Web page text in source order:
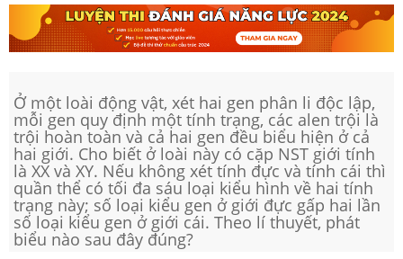
Ở một loài động vật, xét hai gen phân li độc lập,
mỗi gen quy định một tính trạng, các alen trội là
trội hoàn toàn và cả hai gen đều biểu hiện ở cả
hai giới. Cho biết ở loài này có cặp NST giới tính
là XX và XY. Nếu không xét tính đực và tính cái thì
quần thể có tối đa sáu loại kiểu hình về hai tính
trạng này; số loại kiểu gen ở giới đực gấp hai lần
số loại kiểu gen ở giới cái. Theo lí thuyết, phát
biểu nào sau đây đúng?